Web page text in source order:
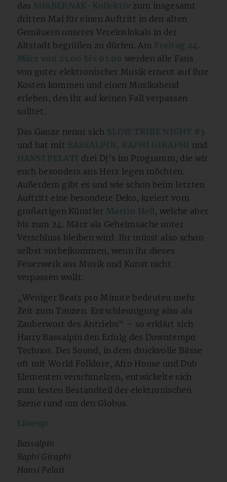
das SHABERNAK-Kollektiv zum insgesamt
dritten Mal für einen Auftritt in den alten
Gemäuern unseres Vereinslokals in der
Altstadt begrüßen zu dürfen. Am Freitag 24.
März von 21.00 bis 01.00 werden alle Fans
von guter elektronischer Musik erneut auf ihre
Kosten kommen und einen Musikabend
erleben, den ihr auf keinen Fall verpassen
solltet.
Das Ganze nennt sich SLOW TRIBE NIGHT #3
und hat mit BASSALPIN, RAPHI GIRAPHI und
HANSI PELATI drei Dj’s im Programm, die wir
euch besonders ans Herz legen möchten.
Außerdem gibt es und wie schon beim letzten
Auftritt eine besondere Deko, kreiert vom
großartigen Künstler Martin Hell, welche aber
bis zum 24. März als Geheimsache unter
Verschluss bleiben wird. Ihr müsst also schon
selbst vorbeikommen, wenn ihr dieses
Feuerwerk aus Musik und Kunst nicht
verpassen wollt.
„Weniger Beats pro Minute bedeuten mehr
Zeit zum Tanzen. Entschleunigung also als
Zauberwort des Antriebs“ – so erklärt sich
Harry Bassalpin den Erfolg des Downtempo
Technos. Der Sound, in dem druckvolle Bässe
oft mit World Folklore, Afro House und Dub
Elementen verschmelzen, entwickelte sich
zum festen Bestandteil der elektronischen
Szene rund um den Globus.
Lineup:
Bassalpin
Raphi Giraphi
Hansi Pelati